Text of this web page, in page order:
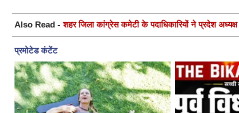
Also Read -शहर जिला कांग्रेस कमेटी के पदाधिकारियों ने प्रदेश अध्यक्ष